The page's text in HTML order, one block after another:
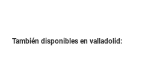
También disponibles en valladolid: